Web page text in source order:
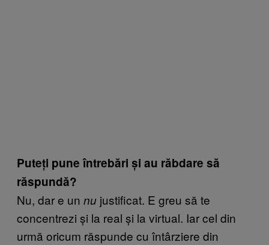
Puteți pune întrebări și au răbdare să
răspundă?
Nu, dar e un nu justificat. E greu să te
concentrezi și la real și la virtual. Iar cel din
urmă oricum răspunde cu întârziere din